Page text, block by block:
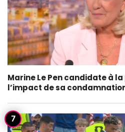
Marine Le Pen candidate à
l’impact de sa